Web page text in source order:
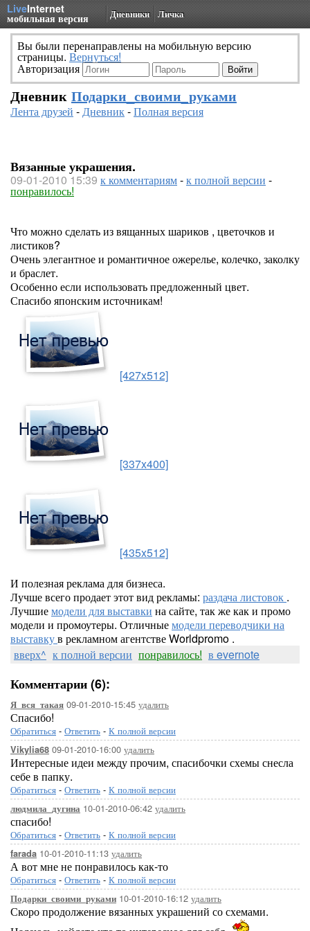
LiveInternet
мобильная версия Дневники Личка
Вы были перенаправлены на мобильную версию
страницы. Вернуться!
Авторизация
Дневник Подарки_своими_руками
Лента друзей -Дневник-Полная версия
Вязанные украшения.
09-01-2010 15:39 к комментариям-к полной версии -
понравилось!
Что можно сделать из вящанных шариков , цветочков и
листиков?
Очень элегантное и романтичное ожерелье, колечко, заколку
и браслет.
Особенно если использовать предложенный цвет.
Спасибо японским источникам!
[427x512]
[337x400]
[435x512]
И полезная реклама для бизнеса.
Лучше всего продает этот вид рекламы: раздача листовок .
Лучшиемодели для выставки на сайте, так же как и промо
модели и промоутеры. Отличныемодели переводчики на
выставкув рекламном агентстве Worldpromo .
вверх^ к полной версии понравилось! в evernote
Комментарии (6):
Я_вся_такая 09-01-2010-15:45 удалить
Спасибо!
Обратиться - Ответить - К полной версии
Vikylia68 09-01-2010-16:00 удалить
Интересные идеи между прочим, спасибочки схемы снесла
себе в папку.
Обратиться - Ответить - К полной версии
людмила_дугина 10-01-2010-06:42 удалить
спасибо!
Обратиться - Ответить - К полной версии
farada 10-01-2010-11:13 удалить
А вот мне не понравилось как-то
Обратиться - Ответить - К полной версии
Подарки_своими_руками 10-01-2010-16:12 удалить
Скоро продолжение вязанных украшений со схемами.